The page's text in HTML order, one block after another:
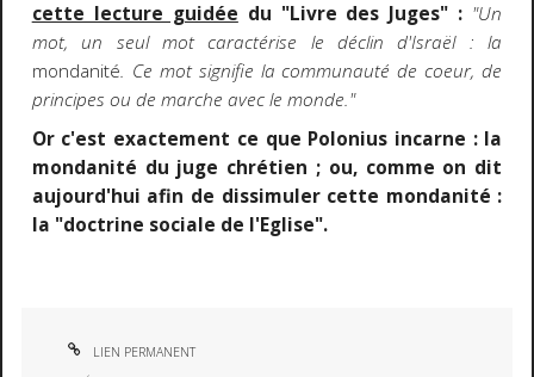
cette lecture guidée du "Livre des Juges" : "Un
mot, un seul mot caractérise le déclin d'Israël : la
mondanité. Ce mot signifie la communauté de coeur, de
principes ou de marche avec le monde."
Or c'est exactement ce que Polonius incarne : la
mondanité du juge chrétien ; ou, comme on dit
aujourd'hui afin de dissimuler cette mondanité :
la "doctrine sociale de l'Eglise".
LIEN PERMANENT